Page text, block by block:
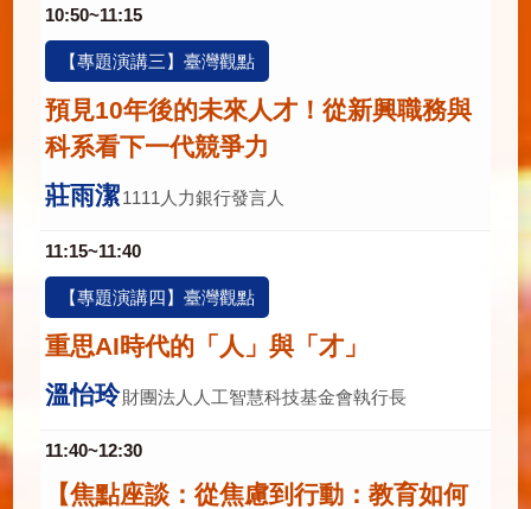
10:50~11:15
【專題演講三】臺灣觀點
預見10年後的未來人才！從新興職務與
科系看下一代競爭力
1111人力銀行發言人
莊雨潔
11:15~11:40
【專題演講四】臺灣觀點
重思AI時代的「人」與「才」
財團法人人工智慧科技基金會執行長
溫怡玲
11:40~12:30
【焦點座談：從焦慮到行動：教育如何